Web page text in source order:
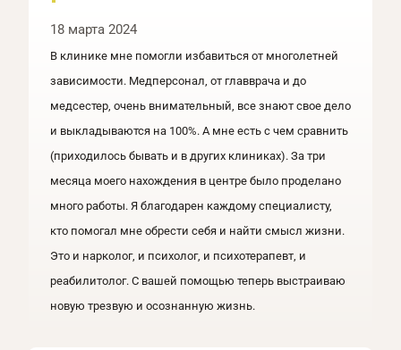
18 марта 2024
В клинике мне помогли избавиться от многолетней
зависимости. Медперсонал, от главврача и до
медсестер, очень внимательный, все знают свое дело
и выкладываются на 100%. А мне есть с чем сравнить
(приходилось бывать и в других клиниках). За три
месяца моего нахождения в центре было проделано
много работы. Я благодарен каждому специалисту,
кто помогал мне обрести себя и найти смысл жизни.
Это и нарколог, и психолог, и психотерапевт, и
реабилитолог. С вашей помощью теперь выстраиваю
новую трезвую и осознанную жизнь.